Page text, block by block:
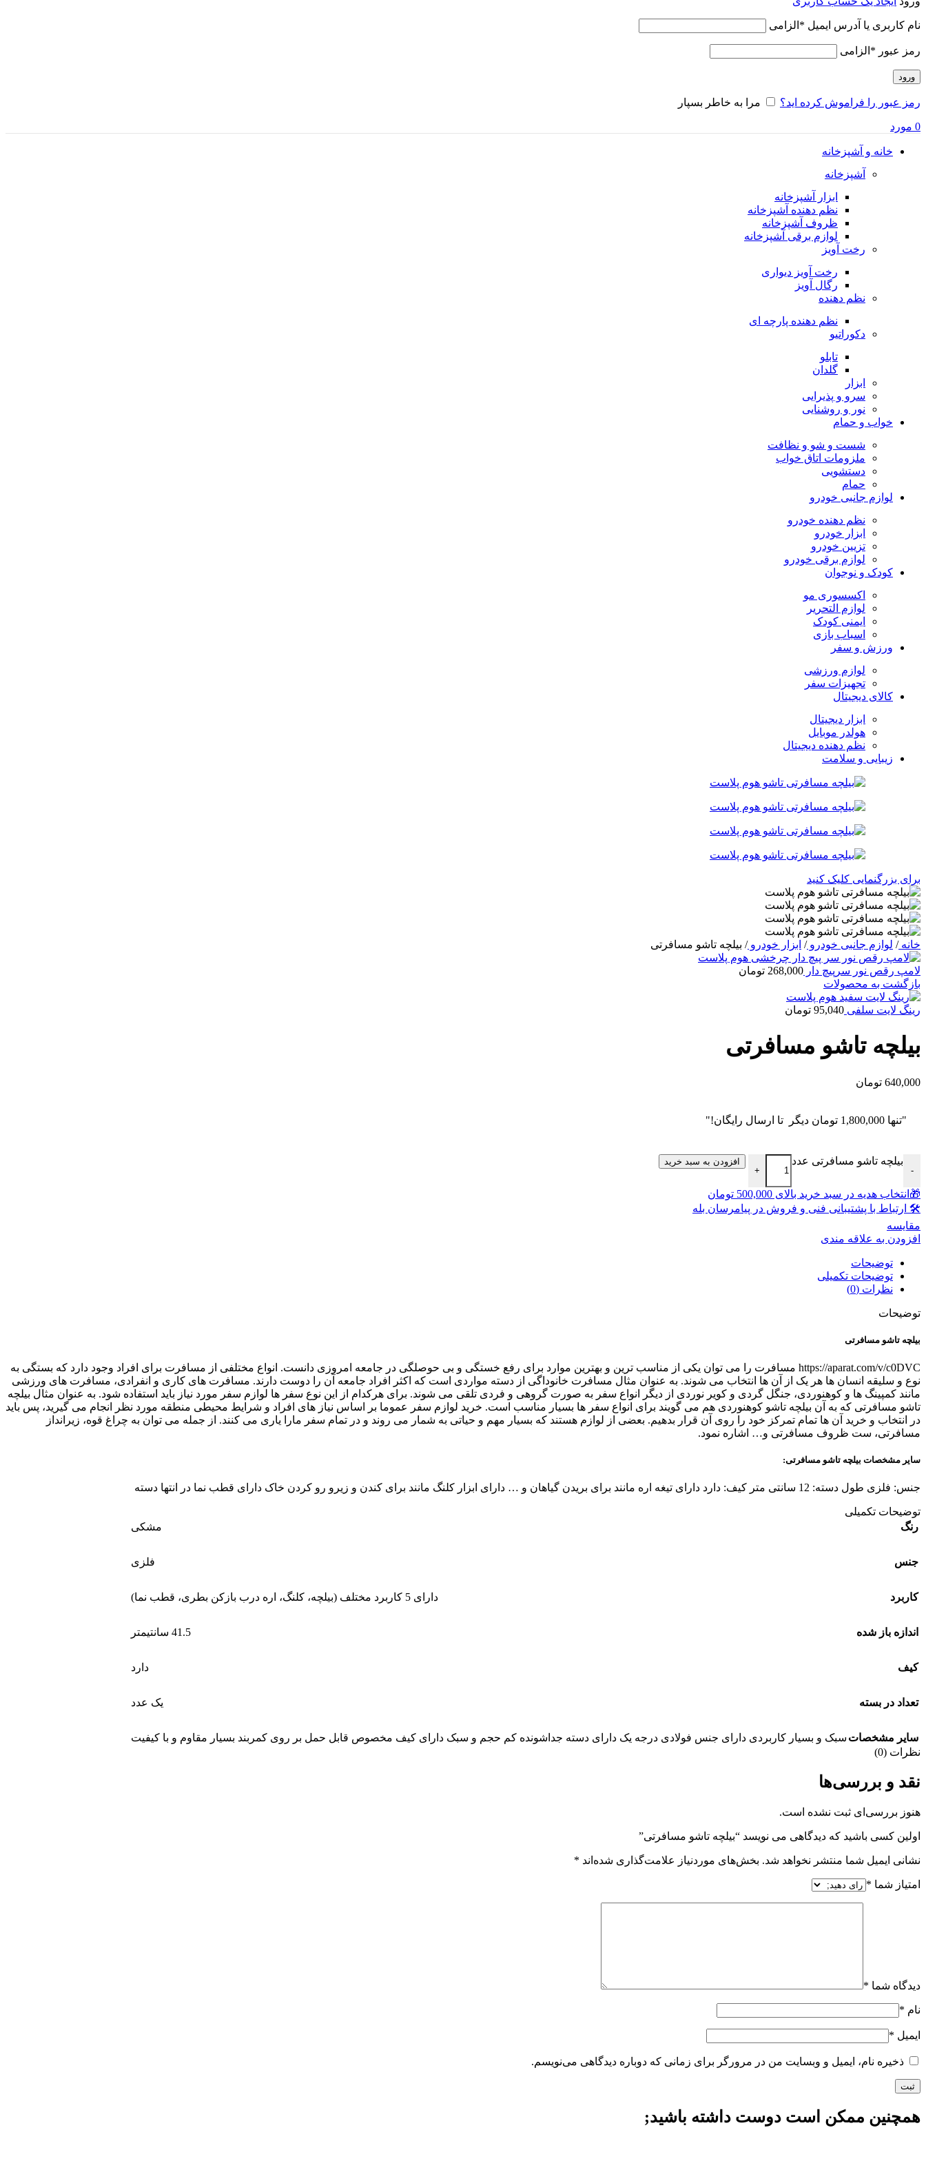
نام کاربری یا آدرس ایمیل * الزامی
رمز عبور * الزامی
ورود
رمز عبور را فراموش کرده اید؟ مرا به خاطر بسپار
0 مورد
خانه و آشپزخانه
آشپزخانه
ابزار آشپزخانه
نظم دهنده آشپزخانه
ظروف آشپزخانه
لوازم برقی آشپزخانه
رخت آویز
رخت آویز دیواری
رگال آویز
نظم دهنده
نظم دهنده پارچه ای
دکوراتیو
تابلو
گلدان
ابزار
سرو و پذیرایی
نور و روشنایی
خواب و حمام
شست و شو و نظافت
ملزومات اتاق خواب
دستشویی
حمام
لوازم جانبی خودرو
نظم دهنده خودرو
ابزار خودرو
تزیین خودرو
لوازم برقی خودرو
کودک و نوجوان
اکسسوری مو
لوازم التحریر
ایمنی کودک
اسباب بازی
ورزش و سفر
لوازم ورزشی
تجهیزات سفر
کالای دیجیتال
ابزار دیجیتال
هولدر موبایل
نظم دهنده دیجیتال
زیبایی و سلامت
برای بزرگنمایی کلیک کنید
خانه/ لوازم جانبی خودرو/ ابزار خودرو/ بیلچه تاشو مسافرتی
لامپ رقص نور سرپیچ دار 268,000 تومان
بازگشت به محصولات
رینگ لایت سلفی 95,040 تومان
بیلچه تاشو مسافرتی
640,000 تومان
"تنها 1,800,000 تومان دیگر تا ارسال رایگان!"
-
بیلچه تاشو مسافرتی عدد
+
افزودن به سبد خرید
🎁انتخاب هدیه در سبد خرید بالای 500,000 تومان
🛠 ارتباط با پشتیبانی فنی و فروش در پیامرسان بله
مقايسه
افزودن به علاقه مندی
توضیحات
توضیحات تکمیلی
نظرات (0)
توضیحات
بیلچه تاشو مسافرتی
https://aparat.com/v/c0DVC مسافرت را می توان یکی از مناسب ترین و بهترین موارد برای رفع خستگی و بی حوصلگی در جامعه امروزی دانست. انواع مختلفی از مسافرت برای افراد وجود دارد که بستگی به
نوع و سلیقه انسان ها هر یک از آن ها انتخاب می شوند. به عنوان مثال مسافرت خانوداگی از دسته مواردی است که اکثر افراد جامعه آن را دوست دارند. مسافرت های کاری و انفرادی، مسافرت های ورزشی
مانند کمپینگ ها و کوهنوردی، جنگل گردی و کویر نوردی از دیگر انواع سفر به صورت گروهی و فردی تلقی می شوند. برای هرکدام از این نوع سفر ها لوازم سفر مورد نیاز باید استفاده شود. به عنوان مثال بیلچه
تاشو مسافرتی که به آن بیلچه تاشو کوهنوردی هم می گویند برای انواع سفر ها بسیار مناسب است. خرید لوازم سفر عموما بر اساس نیاز های افراد و شرایط محیطی منطقه مورد نظر انجام می گیرید، پس باید
در انتخاب و خرید آن ها تمام تمرکز خود را روی آن قرار بدهیم. بعضی از لوازم هستند که بسیار مهم و حیاتی به شمار می روند و در تمام سفر مارا یاری می کنند. از جمله می توان به چراغ قوه، زیرانداز
مسافرتی، ست ظروف مسافرتی و… اشاره نمود.
سایر مشخصات بیلچه تاشو مسافرتی:
جنس: فلزی طول دسته: 12 سانتی متر کیف: دارد دارای تیغه اره مانند برای بریدن گیاهان و … دارای ابزار کلنگ مانند برای کندن و زیرو رو کردن خاک دارای قطب نما در انتها دسته
توضیحات تکمیلی
رنگ
مشکی
جنس فلزی
کاربرد دارای 5 کاربرد مختلف (بیلچه، کلنگ، اره درب بازکن بطری، قطب نما)
اندازه باز شده 41.5 سانتیمتر
کیف دارد
تعداد در بسته یک عدد
سایر مشخصات سبک و بسیار کاربردی دارای جنس فولادی درجه یک دارای دسته جداشونده کم حجم و سبک دارای کیف مخصوص قابل حمل بر روی کمربند بسیار مقاوم و با کیفیت
نظرات (0)
نقد و بررسی‌ها
هنوز بررسی‌ای ثبت نشده است.
اولین کسی باشید که دیدگاهی می نویسد “بیلچه تاشو مسافرتی”
نشانی ایمیل شما منتشر نخواهد شد. بخش‌های موردنیاز علامت‌گذاری شده‌اند *
امتیاز شما *
دیدگاه شما *
نام *
ایمیل *
ذخیره نام، ایمیل و وبسایت من در مرورگر برای زمانی که دوباره دیدگاهی می‌نویسم.
همچنین ممکن است دوست داشته باشید;